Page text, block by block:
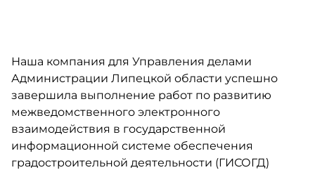
Наша компания для Управления делами
Администрации Липецкой области успешно
завершила выполнение работ по развитию
межведомственного электронного
взаимодействия в государственной
информационной системе обеспечения
градостроительной деятельности (ГИСОГД)